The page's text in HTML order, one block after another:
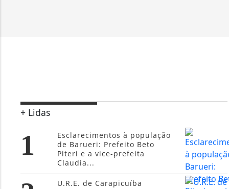
+ Lidas
1
Esclarecimentos à população
de Barueri: Prefeito Beto
Piteri e a vice-prefeita
Claudia...
U.R.E. de Carapicuíba